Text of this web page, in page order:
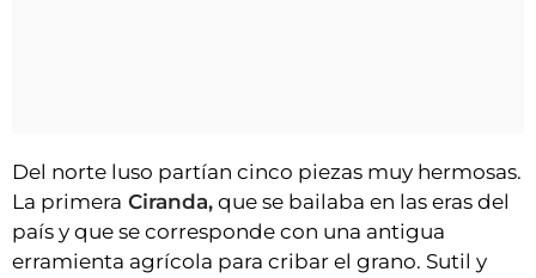
Del norte luso partían cinco piezas muy hermosas.
La primera Ciranda, que se bailaba en las eras del
país y que se corresponde con una antigua
erramienta agrícola para cribar el grano. Sutil y